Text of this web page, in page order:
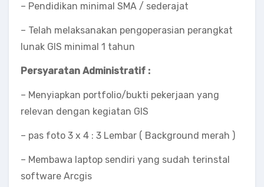
– Pendidikan minimal SMA / sederajat
– Telah melaksanakan pengoperasian perangkat
lunak GIS minimal 1 tahun
Persyaratan Administratif :
– Menyiapkan portfolio/bukti pekerjaan yang
relevan dengan kegiatan GIS
– pas foto 3 x 4 : 3 Lembar ( Background merah )
– Membawa laptop sendiri yang sudah terinstal
software Arcgis